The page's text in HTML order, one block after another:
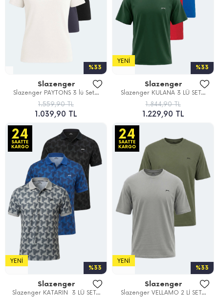
%33
Slazenger
Slazenger PAYTONS 3 lü Set...
1.559,90 TL
1.039,90 TL
%33
YENI
Slazenger
Slazenger KULANA 3 LÜ SET...
1.844,90 TL
1.229,90 TL
%33
YENI
Slazenger
Slazenger KATARIN 3 LÜ SET...
%33
YENI
Slazenger
Slazenger VELLAMO 2 Lİ SET...